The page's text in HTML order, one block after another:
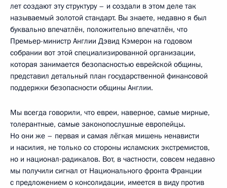
лет создают эту структуру – и создали в этом деле так
называемый золотой стандарт. Вы знаете, недавно я был
буквально впечатлён, положительно впечатлён, что
Премьер-министр Англии Дэвид Кэмерон на годовом
собрании вот этой специализированной организации,
которая занимается безопасностью еврейской общины,
представил детальный план государственной финансовой
поддержки безопасности общины Англии.
Мы всегда говорили, что евреи, наверное, самые мирные,
толерантные, самые законопослушные европейцы.
Но они же – первая и самая лёгкая мишень ненависти
и насилия, не только со стороны исламских экстремистов,
но и национал-радикалов. Вот, в частности, совсем недавно
мы получили сигнал от Национального фронта Франции
с предложением о консолидации, имеется в виду против